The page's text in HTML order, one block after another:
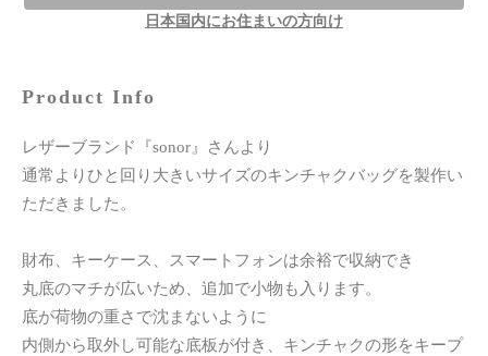
日本国内にお住まいの方向け
Product Info
レザーブランド『sonor』さんより
通常よりひと回り大きいサイズのキンチャクバッグを製作い
ただきました。
財布、キーケース、スマートフォンは余裕で収納でき
丸底のマチが広いため、追加で小物も入ります。
底が荷物の重さで沈まないように
内側から取外し可能な底板が付き、キンチャクの形をキープ